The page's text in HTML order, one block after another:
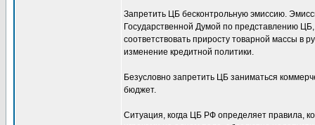
Запретить ЦБ бесконтрольную эмиссию.
Государственной Думой по представлению
соответствовать приросту товарной массы в
изменение кредитной политики.
Безусловно запретить ЦБ заниматься
бюджет.
Ситуация, когда ЦБ РФ определяет правила,